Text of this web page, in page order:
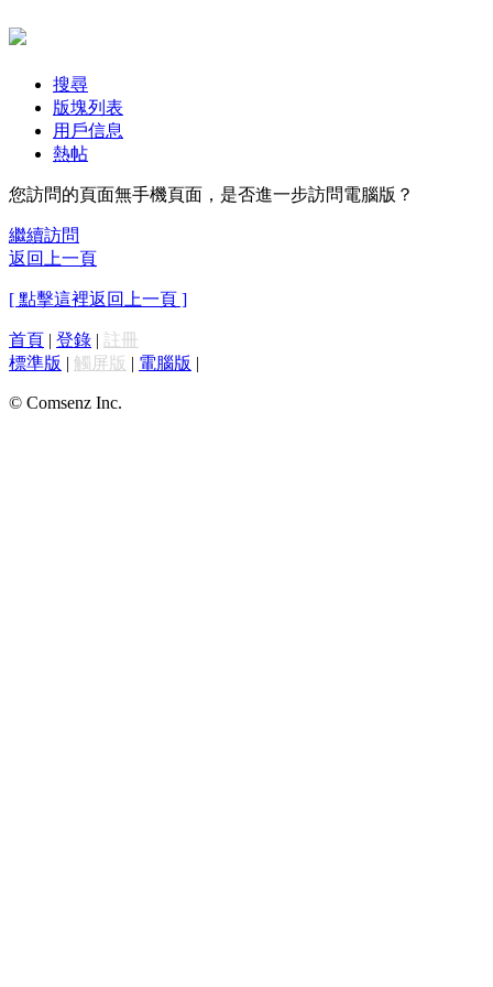
搜尋
版塊列表
用戶信息
熱帖
您訪問的頁面無手機頁面，是否進一步訪問電腦版？
繼續訪問
返回上一頁
[ 點擊這裡返回上一頁 ]
首頁 | 登錄 | 註冊
標準版 | 觸屏版 | 電腦版 |
© Comsenz Inc.